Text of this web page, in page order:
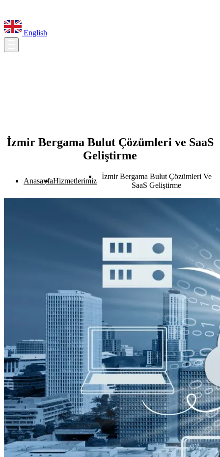
English
İzmir Bergama Bulut Çözümleri ve SaaS
Geliştirme
AnasayfaHizmetlerimiz
İzmir Bergama Bulut Çözümleri Ve
SaaS Geliştirme